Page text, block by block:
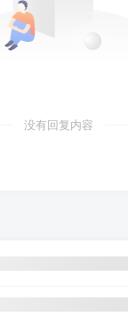
没有回复内容